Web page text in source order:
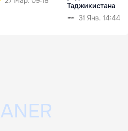
Таджикистана
31 Янв. 14:44